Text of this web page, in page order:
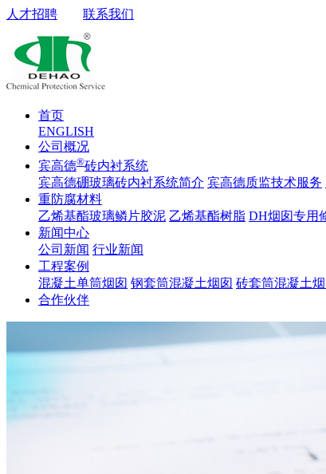
人才招聘 联系我们
首页
ENGLISH
公司概况
宾高德®砖内衬系统
宾高德硼玻璃砖内衬系统简介 宾高德质监技术服务
重防腐材料
乙烯基酯玻璃鳞片胶泥 乙烯基酯树脂 DH烟囱专用
新闻中心
公司新闻 行业新闻
工程案例
混凝土单筒烟囱 钢套筒混凝土烟囱 砖套筒混凝土烟
合作伙伴